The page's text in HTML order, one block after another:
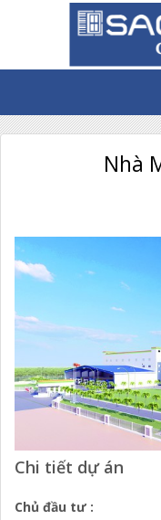
Nhà
Chi tiết dự án
Chủ đầu tư :